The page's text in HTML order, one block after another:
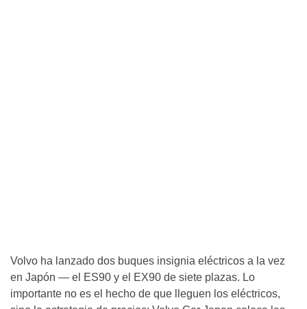
Volvo ha lanzado dos buques insignia eléctricos a la vez
en Japón — el ES90 y el EX90 de siete plazas. Lo
importante no es el hecho de que lleguen los eléctricos,